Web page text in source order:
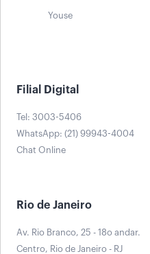
Youse
Filial Digital
Tel: 3003-5406
WhatsApp: (21) 99943-4004
Chat Online
Rio de Janeiro
Av. Rio Branco, 25 - 18o andar.
Centro, Rio de Janeiro - RJ